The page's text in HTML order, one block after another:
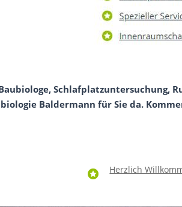
Schlafplatzuntersuchung,
Baldermann für Sie da.
Herzlich